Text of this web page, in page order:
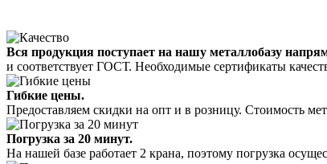
Вся продукция поступает на нашу металлобазу
и соответствует ГОСТ. Необходимые сертификаты
Гибкие цены.
Предоставляем скидки на опт и в розницу. Стоимость
Погрузка за 20 минут.
На нашей базе работает 2 крана, поэтому погрузка